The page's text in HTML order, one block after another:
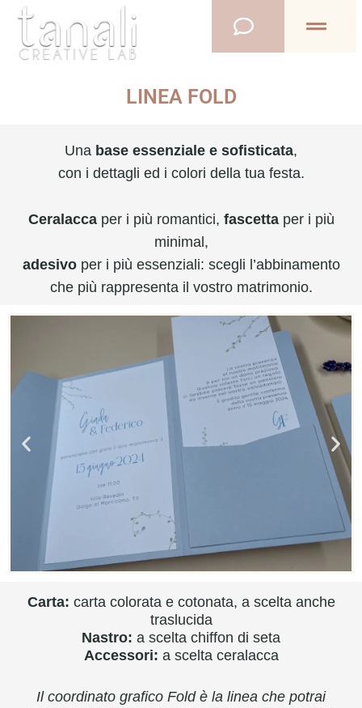
contenuto
LINEA FOLD
Una base essenziale e sofisticata,
con i dettagli ed i colori della tua festa.
Ceralaccaper i più romantici, fascettaper i più
minimal,
adesivoper i più essenziali: scegli l’abbinamento
che più rappresenta il vostro matrimonio.
Carta: carta colorata e cotonata, a scelta anche
traslucida
Nastro: a scelta chiffon di seta
Accessori: a scelta ceralacca
Il coordinato grafico Fold è la linea che potrai